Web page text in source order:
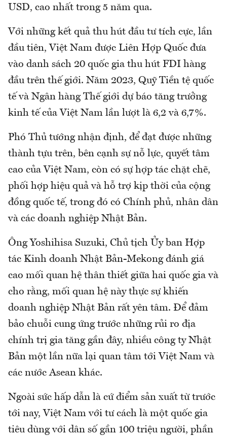
USD, cao nhất trong 5 năm qua.
Với những kết quả thu hút đầu tư tích cực, lần
đầu tiên, Việt Nam được Liên Hợp Quốc đưa
vào danh sách 20 quốc gia thu hút FDI hàng
đầu trên thế giới. Năm 2023, Quỹ Tiền tệ quốc
tế và Ngân hàng Thế giới dự báo tăng trưởng
kinh tế của Việt Nam lần lượt là 6,2 và 6,7%.
Phó Thủ tướng nhận định, để đạt được những
thành tựu trên, bên cạnh sự nỗ lực, quyết tâm
cao của Việt Nam, còn có sự hợp tác chặt chẽ,
phối hợp hiệu quả và hỗ trợ kịp thời của cộng
đồng quốc tế, trong đó có Chính phủ, nhân dân
và các doanh nghiệp Nhật Bản.
Ông Yoshihisa Suzuki, Chủ tịch Ủy ban Hợp
tác Kinh doanh Nhật Bản-Mekong đánh giá
cao mối quan hệ thân thiết giữa hai quốc gia và
cho rằng, mối quan hệ này thực sự khiến
doanh nghiệp Nhật Bản rất yên tâm. Để đảm
bảo chuỗi cung ứng trước những rủi ro địa
chính trị gia tăng gần đây, nhiều công ty Nhật
Bản một lần nữa lại quan tâm tới Việt Nam và
các nước Asean khác.
Ngoài sức hấp dẫn là cứ điểm sản xuất từ trước
tới nay, Việt Nam với tư cách là một quốc gia
tiêu dùng với dân số gần 100 triệu người, phần